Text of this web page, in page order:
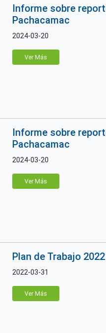
Informe sobre
Pachacamac
2024-03-20
Ver Más
Informe sobre
Pachacamac
2024-03-20
Ver Más
Plan de Trabajo
2022-03-31
Ver Más